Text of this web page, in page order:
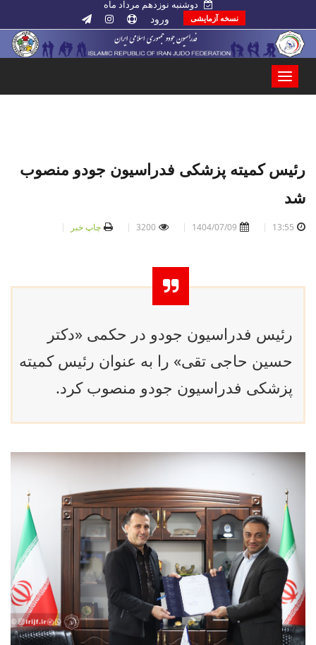
دوشنبه نوزدهم مرداد ماه
نسخه آزمایشی ورود
رئیس کمیته پزشکی فدراسیون جودو منصوب
شد
13:55
1404/07/09
3200 چاپ خبر
رئیس فدراسیون جودو در حکمی «دکتر
حسین حاجی تقی» را به عنوان رئیس کمیته
پزشکی فدراسیون جودو منصوب کرد.